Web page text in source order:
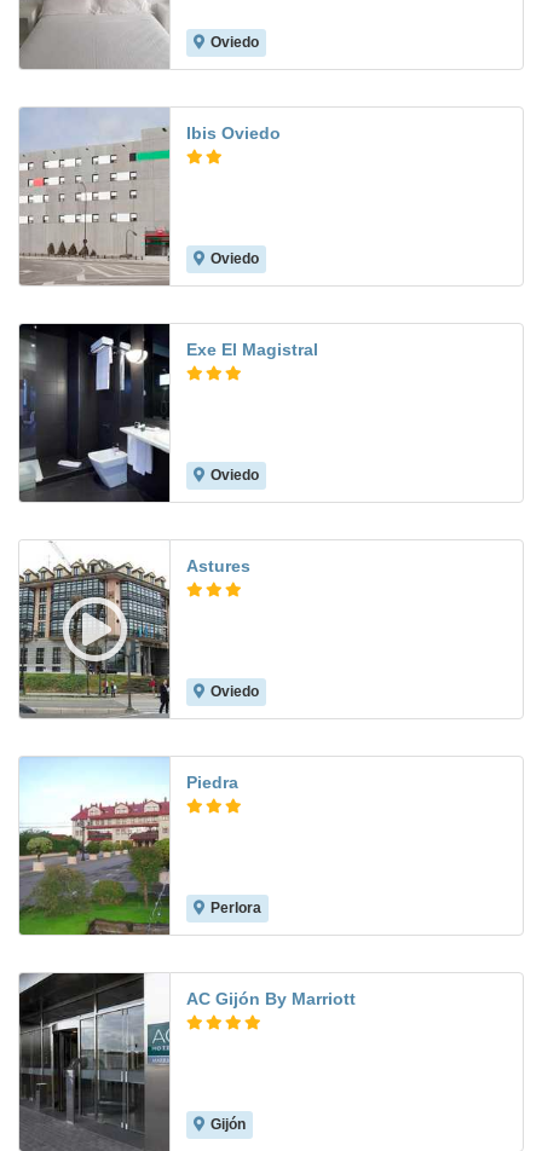
Oviedo
Ibis Oviedo
Oviedo
Exe El Magistral
Oviedo
Astures
Oviedo
Piedra
Perlora
AC Gijón By Marriott
Gijón